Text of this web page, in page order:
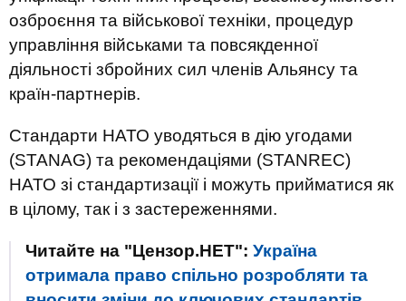
озброєння та військової техніки, процедур
управління військами та повсякденної
діяльності збройних сил членів Альянсу та
країн-партнерів.
Стандарти НАТО уводяться в дію угодами
(STANAG) та рекомендаціями (STANREC)
НАТО зі стандартизації і можуть прийматися як
в цілому, так і з застереженнями.
Читайте на "Цензор.НЕТ": Україна
отримала право спільно розробляти та